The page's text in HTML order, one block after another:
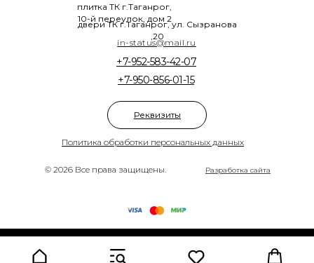
© 2026 Все права защищены.
Политика обработки персональных данных
+7-950-856-01-15
+7-952-583-42-07
плитка ТК г.Таганрог,
10-й переулок, дом 2
двери ТК г.Таганрог, ул. Сызранова
,20
Разработка сайта
in-status@mail.ru
Реквизиты
Made on Tilda